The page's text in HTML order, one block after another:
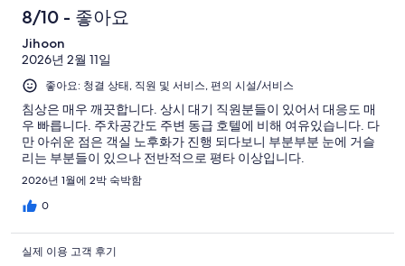
8/10 - 좋아요
Jihoon
2026년 2월 11일
좋아요: 청결 상태, 직원 및 서비스, 편의 시설/서비스
침상은 매우 깨끗합니다. 상시 대기 직원분들이 있어서 대응도 매
우 빠릅니다. 주차공간도 주변 동급 호텔에 비해 여유있습니다. 다
만 아쉬운 점은 객실 노후화가 진행 되다보니 부분부분 눈에 거슬
리는 부분들이 있으나 전반적으로 평타 이상입니다.
2026년 1월에 2박 숙박함
0
실제 이용 고객 후기